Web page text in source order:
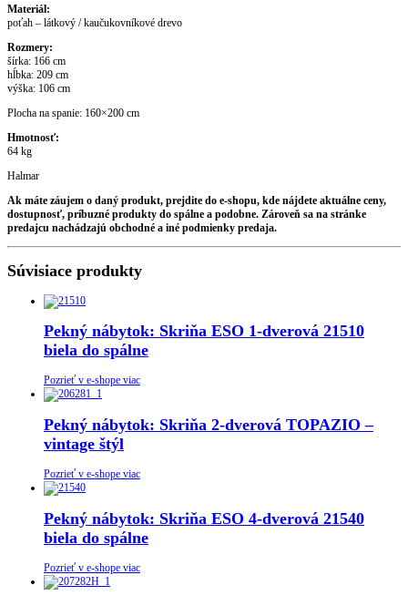
Materiál:
poťah – látkový / kaučukovníkové drevo
Rozmery:
šírka: 166 cm
hĺbka: 209 cm
výška: 106 cm
Plocha na spanie: 160×200 cm
Hmotnosť:
64 kg
Halmar
Ak máte záujem o daný produkt, prejdite do e-shopu, kde nájdete aktuálne ceny,
dostupnosť, príbuzné produkty do spálne a podobne. Zároveň sa na stránke
predajcu nachádzajú obchodné a iné podmienky predaja.
Súvisiace produkty
Pekný nábytok: Skriňa ESO 1-dverová 21510
biela do spálne
Pozrieť v e-shope viac
Pekný nábytok: Skriňa 2-dverová TOPAZIO –
vintage štýl
Pozrieť v e-shope viac
Pekný nábytok: Skriňa ESO 4-dverová 21540
biela do spálne
Pozrieť v e-shope viac